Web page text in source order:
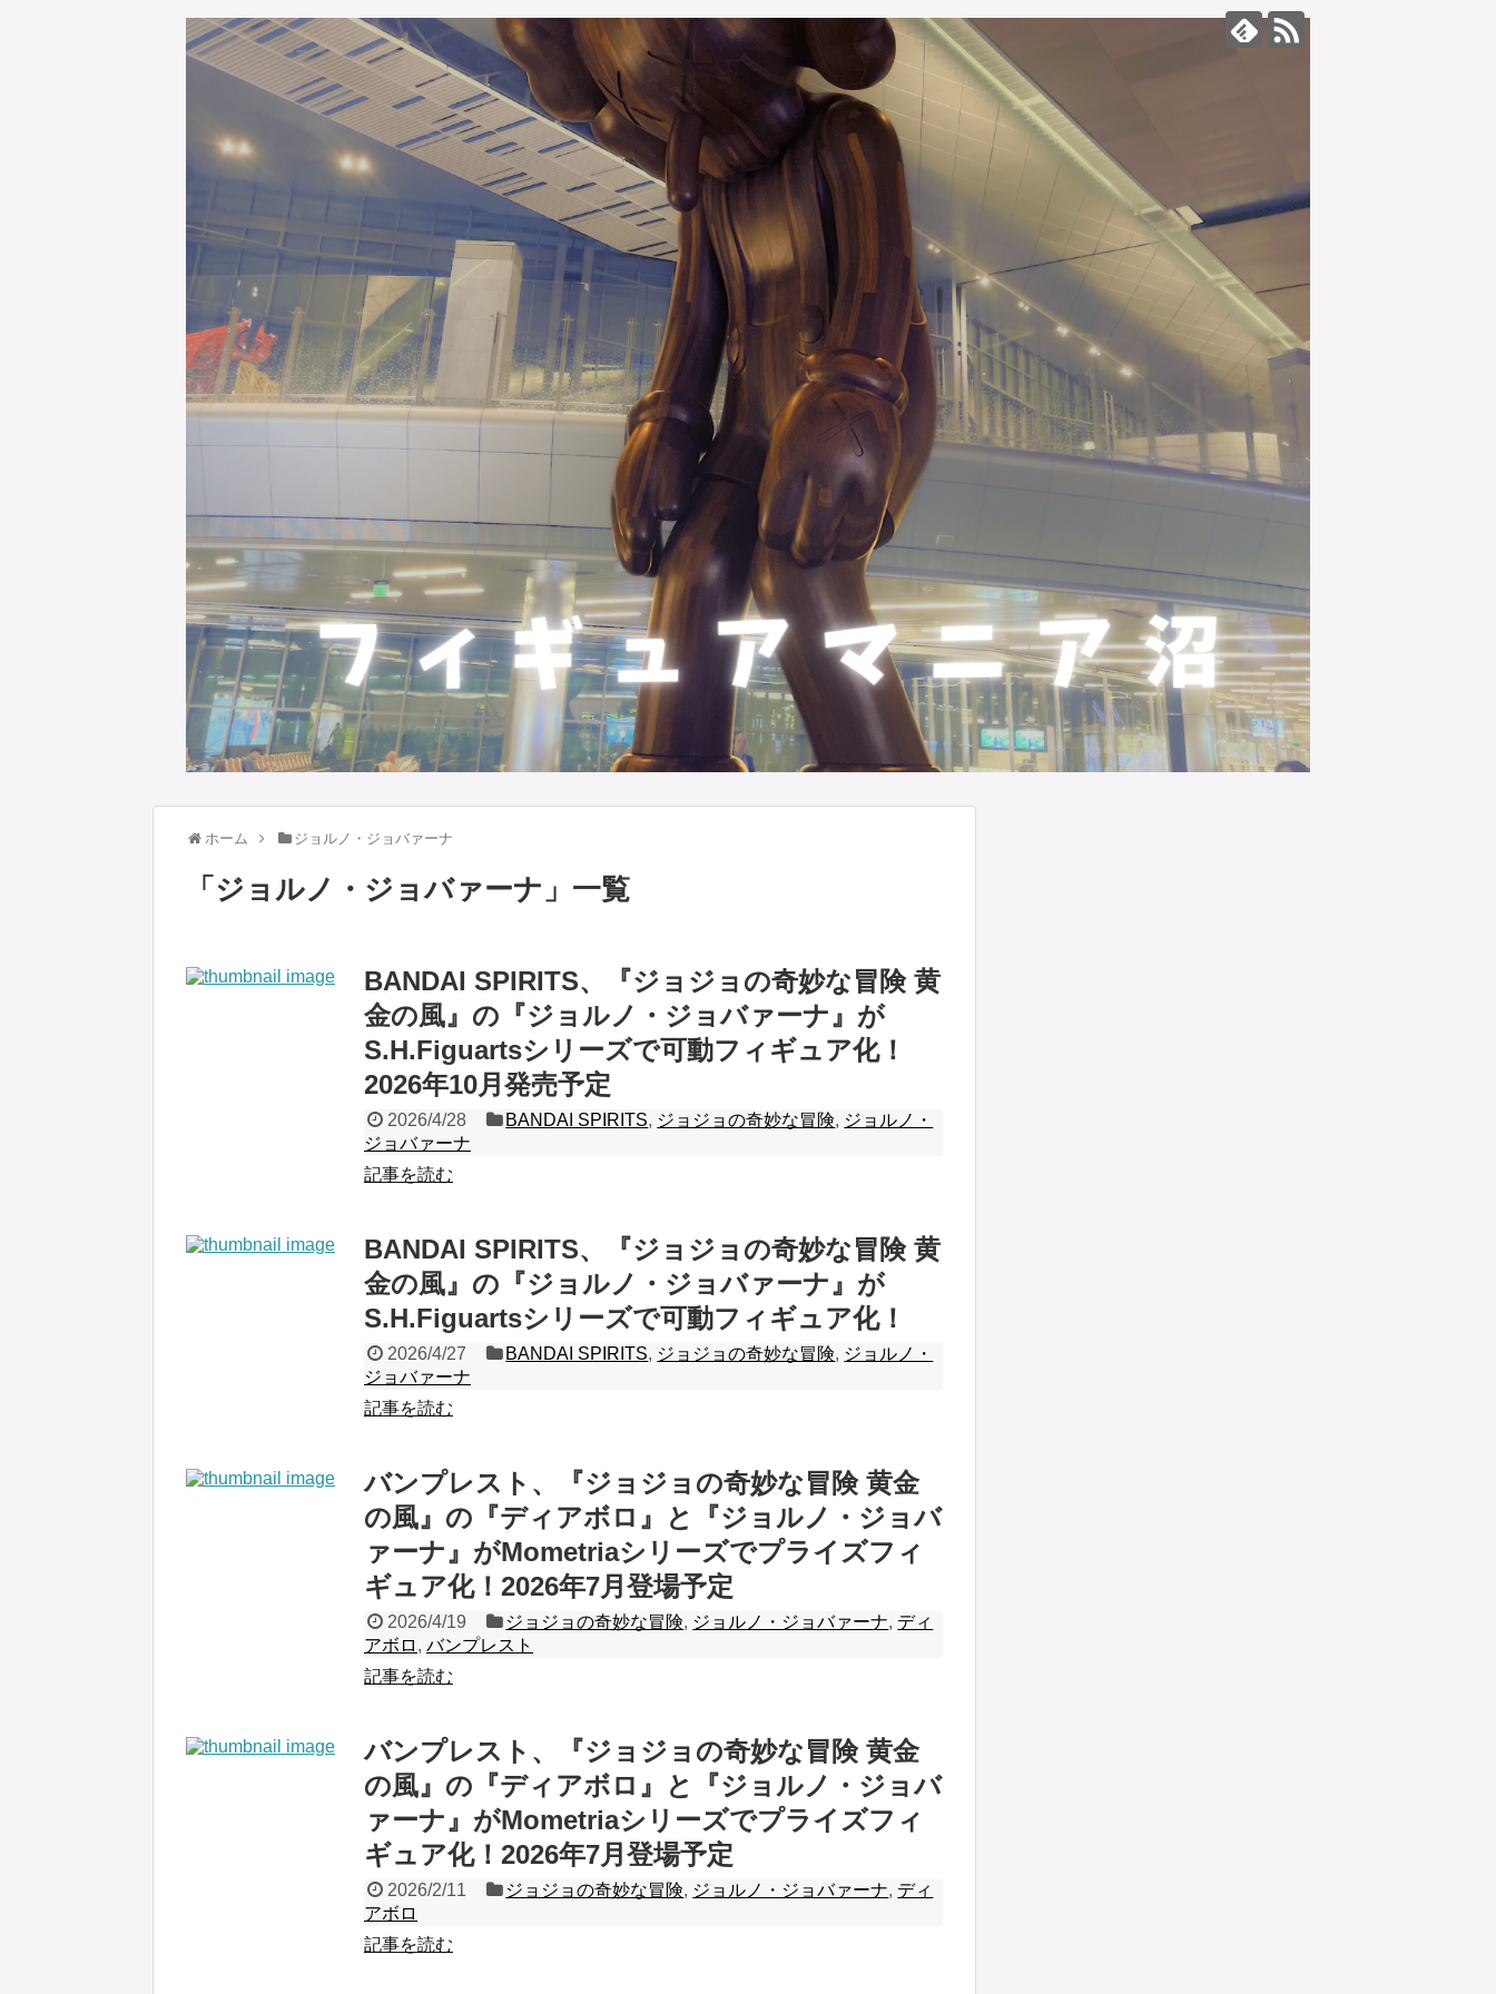
ホーム ジョルノ・ジョバァーナ
「 ジョルノ・ジョバァーナ 」 一覧
BANDAI SPIRITS、『ジョジョの奇妙な冒険 黄
金の風』の『ジョルノ・ジョバァーナ』が
S.H.Figuartsシリーズで可動フィギュア化！
2026年10月発売予定
2026/4/28 BANDAI SPIRITS, ジョジョの奇妙な冒険, ジョルノ・
ジョバァーナ
記事を読む
BANDAI SPIRITS、『ジョジョの奇妙な冒険 黄
金の風』の『ジョルノ・ジョバァーナ』が
S.H.Figuartsシリーズで可動フィギュア化！
2026/4/27 BANDAI SPIRITS, ジョジョの奇妙な冒険, ジョルノ・
ジョバァーナ
記事を読む
バンプレスト、『ジョジョの奇妙な冒険 黄金
の風』の『ディアボロ』と『ジョルノ・ジョバ
ァーナ』がMometriaシリーズでプライズフィ
ギュア化！2026年7月登場予定
2026/4/19 ジョジョの奇妙な冒険, ジョルノ・ジョバァーナ, ディ
アボロ , バンプレスト
記事を読む
バンプレスト、『ジョジョの奇妙な冒険 黄金
の風』の『ディアボロ』と『ジョルノ・ジョバ
ァーナ』がMometriaシリーズでプライズフィ
ギュア化！2026年7月登場予定
2026/2/11 ジョジョの奇妙な冒険, ジョルノ・ジョバァーナ, ディ
アボロ
記事を読む